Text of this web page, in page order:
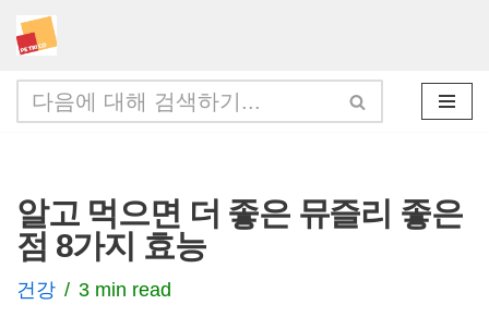
콘
텐
츠
너
뛰
기
알고 먹으면 더 좋은 뮤즐리 좋은
점 8가지 효능
건강 3 min read